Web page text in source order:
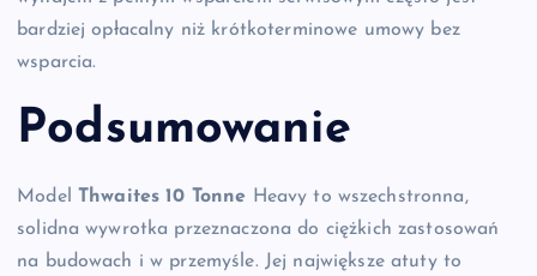
bardziej opłacalny niż krótkoterminowe umowy bez
wsparcia.
Podsumowanie
Model Thwaites 10 Tonne Heavy to wszechstronna,
solidna wywrotka przeznaczona do ciężkich zastosowań
na budowach i w przemyśle. Jej największe atuty to